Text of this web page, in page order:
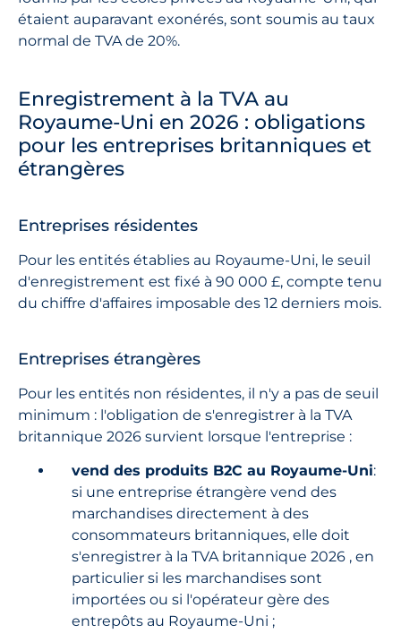
étaient auparavant exonérés, sont soumis au taux
normal de TVA de 20%.
Enregistrement à la TVA au
Royaume-Uni en 2026 : obligations
pour les entreprises britanniques et
étrangères
Entreprises résidentes
Pour les entités établies au Royaume-Uni, le seuil
d'enregistrement est fixé à 90 000 £, compte tenu
du chiffre d'affaires imposable des 12 derniers mois.
Entreprises étrangères
Pour les entités non résidentes, il n'y a pas de seuil
minimum : l'obligation de s'enregistrer à la TVA
britannique 2026 survient lorsque l'entreprise :
vend des produits B2C au Royaume-Uni:
si une entreprise étrangère vend des
marchandises directement à des
consommateurs britanniques, elle doit
s'enregistrer à la TVA britannique 2026 , en
particulier si les marchandises sont
importées ou si l'opérateur gère des
entrepôts au Royaume-Uni ;